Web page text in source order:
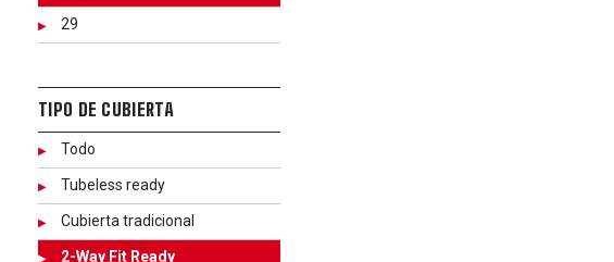
29
TIPO DE CUBIERTA
Todo
Tubeless ready
Cubierta tradicional
2-Way Fit Ready